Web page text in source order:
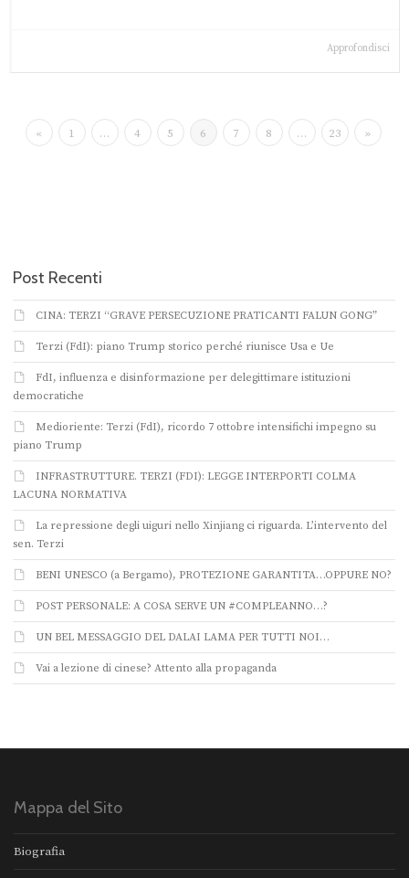
Approfondisci
« 1 … 4 5 6 7 8 … 23 »
Post Recenti
CINA: TERZI “GRAVE PERSECUZIONE PRATICANTI FALUN GONG”
Terzi (FdI): piano Trump storico perché riunisce Usa e Ue
FdI, influenza e disinformazione per delegittimare istituzioni
democratiche
Medioriente: Terzi (FdI), ricordo 7 ottobre intensifichi impegno su
piano Trump
INFRASTRUTTURE. TERZI (FDI): LEGGE INTERPORTI COLMA
LACUNA NORMATIVA
La repressione degli uiguri nello Xinjiang ci riguarda. L’intervento del
sen. Terzi
BENI UNESCO (a Bergamo), PROTEZIONE GARANTITA…OPPURE NO?
POST PERSONALE: A COSA SERVE UN #COMPLEANNO…?
UN BEL MESSAGGIO DEL DALAI LAMA PER TUTTI NOI…
Vai a lezione di cinese? Attento alla propaganda
Mappa del Sito
Biografia